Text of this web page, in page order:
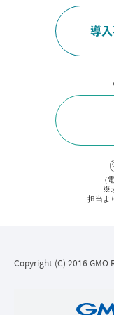
導
（
※
担当よ
Copyright (C) 2016 GMO